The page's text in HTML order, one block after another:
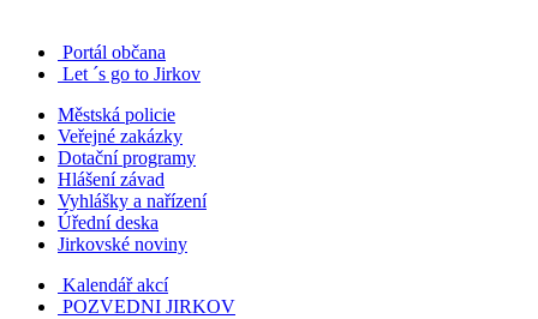
Portál občana
Let ´s go to Jirkov
Městská policie
Veřejné zakázky
Dotační programy
Hlášení závad
Vyhlášky a nařízení
Úřední deska
Jirkovské noviny
Kalendář akcí
POZVEDNI JIRKOV